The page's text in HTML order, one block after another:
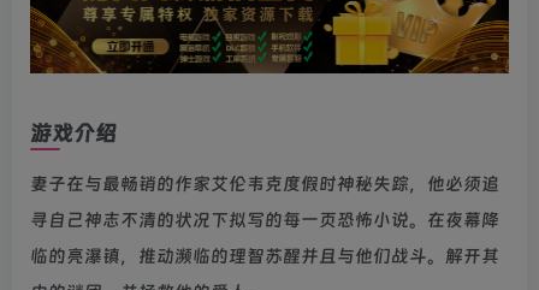
游戏介绍
妻子在与最畅销的作家艾伦韦克度假时神秘失踪，他必须追
寻自己神志不清的状况下拟写的每一页恐怖小说。在夜幕降
临的亮瀑镇，推动濒临的理智苏醒并且与他们战斗。解开其